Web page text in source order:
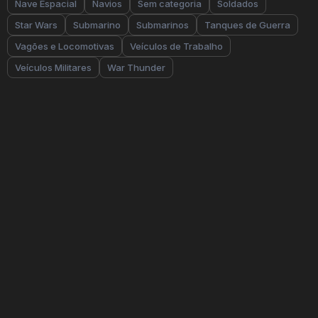
Nave Espacial
Navios Sem categoria
Soldados
Star Wars
Submarino Submarinos
Tanques de Guerra
Vagões e Locomotivas
Veículos de Trabalho
Veículos Militares
War Thunder